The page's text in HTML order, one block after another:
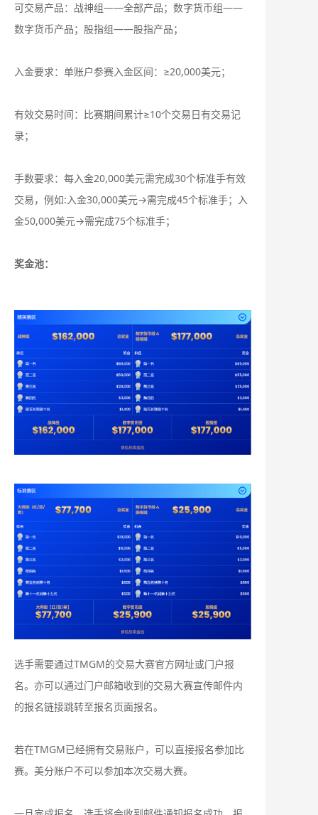
可交易产品：战神组——全部产品；数字货币组——
数字货币产品；股指组——股指产品；
入金要求：单账户参赛入金区间：≥20,000美元；
有效交易时间：比赛期间累计≥10个交易日有交易记
录；
手数要求：每入金20,000美元需完成30个标准手有效
交易，例如:入金30,000美元→需完成45个标准手；入
金50,000美元→需完成75个标准手；
奖金池：
选手需要通过TMGM的交易大赛官方网址或门户报
名。亦可以通过门户邮箱收到的交易大赛宣传邮件内
的报名链接跳转至报名页面报名。
若在TMGM已经拥有交易账户，可以直接报名参加比
赛。美分账户不可以参加本次交易大赛。